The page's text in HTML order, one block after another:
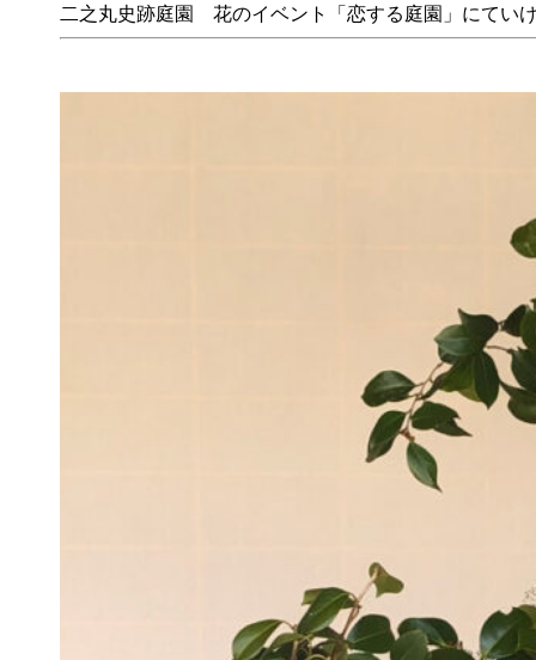
二之丸史跡庭園 花のイベント「恋する庭園」にてい